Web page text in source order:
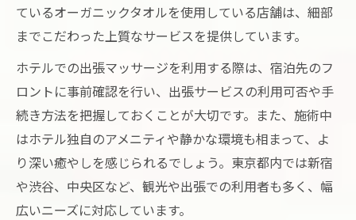
ているオーガニックタオルを使用している店舗は、細部
までこだわった上質なサービスを提供しています。
ホテルでの出張マッサージを利用する際は、宿泊先のフ
ロントに事前確認を行い、出張サービスの利用可否や手
続き方法を把握しておくことが大切です。また、施術中
はホテル独自のアメニティや静かな環境も相まって、よ
り深い癒やしを感じられるでしょう。東京都内では新宿
や渋谷、中央区など、観光や出張での利用者も多く、幅
広いニーズに対応しています。